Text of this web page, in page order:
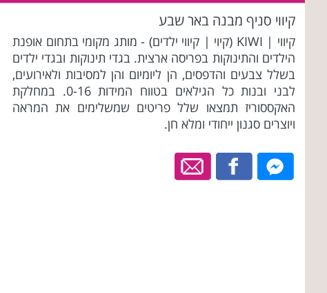
קיווי סניף מבנה באר שבע
קיווי | KIWI (קיוי | קיווי ילדים) - מותג מקומי בתחום אופנת
הילדים והתינוקות בפריסה ארצית. בגדי תינוקות ובגדי ילדים
בשלל צבעים והדפסים, הן ליומיום והן למסיבות ולאירועים,
לבני ובנות כל הגילאים בטווח המידות 0-16. במחלקת
האקססוריז תמצאו שלל פריטים שמשלימים את המראה
ויוצרים סגנון ייחודי ומלא חן.